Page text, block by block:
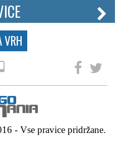
VRH
- Vse pravice pridržane.